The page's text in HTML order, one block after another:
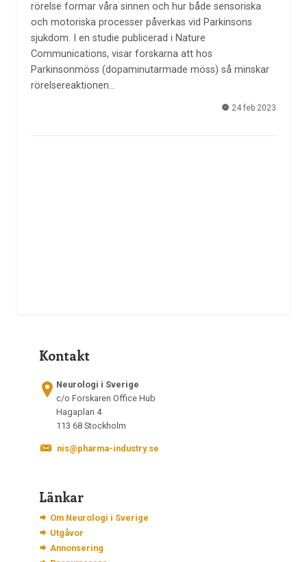
rörelse formar våra sinnen och hur både sensoriska
och motoriska processer påverkas vid Parkinsons
sjukdom. I en studie publicerad i Nature
Communications, visar forskarna att hos
Parkinsonmöss (dopaminutarmade möss) så minskar
rörelsereaktionen…
24 feb 2023
Kontakt
Neurologi i Sverige
c/o Forskaren Office Hub
Hagaplan 4
113 68 Stockholm
nis@pharma-industry.se
Länkar
Om Neurologi i Sverige
Utgåvor
Annonsering